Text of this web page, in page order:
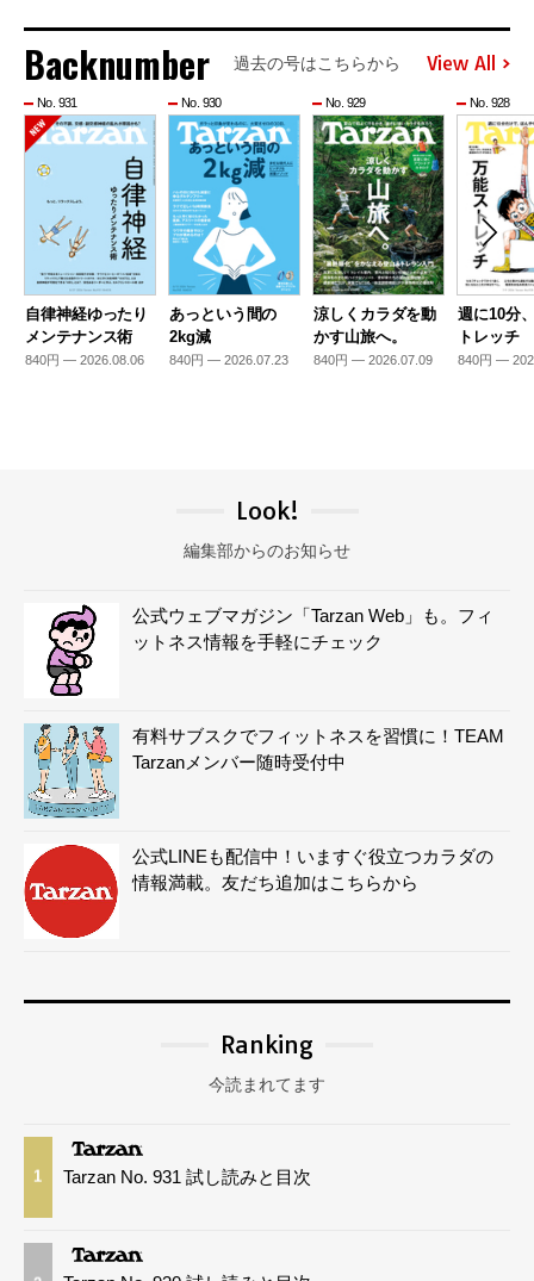
Backnumber 過去の号はこちらから View All
No. 931
自律神経ゆったり
メンテナンス術
840円 — 2026.08.06
No. 930
あっという間の
2kg減
840円 — 2026.07.23
No. 929
涼しくカラダを動
かす山旅へ。
840円 — 2026.07.09
No. 928
週に10分
トレッチ
840円 —
Look!
編集部からのお知らせ
公式ウェブマガジン「Tarzan Web」も。フィ
ットネス情報を手軽にチェック
有料サブスクでフィットネスを習慣に！TEAM
Tarzanメンバー随時受付中
公式LINEも配信中！いますぐ役立つカラダの
情報満載。友だち追加はこちらから
Ranking
今読まれてます
1 Tarzan No. 931 試し読みと目次